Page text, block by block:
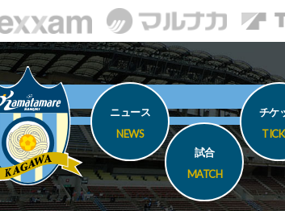
ニュース
NEWS
試合
MATCH
チケ